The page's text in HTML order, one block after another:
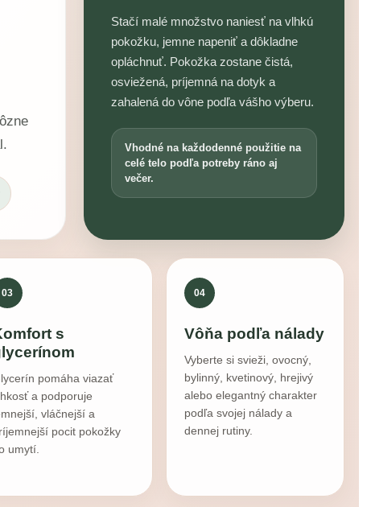
Stačí malé množstvo naniesť na vlhkú
pokožku, jemne napeniť a dôkladne
opláchnuť. Pokožka zostane čistá,
osviežená, príjemná na dotyk a
zahalená do vône podľa vášho výberu.
Vhodné na každodenné použitie na
celé telo podľa potreby ráno aj
večer.
03
s
pomáha viazať
a podporuje
vláčnejší a
pocit pokožky
umytí.
04
Vôňa podľa nálady
Vyberte si svieži, ovocný,
bylinný, kvetinový, hrejivý
alebo elegantný charakter
podľa svojej nálady a
dennej rutiny.